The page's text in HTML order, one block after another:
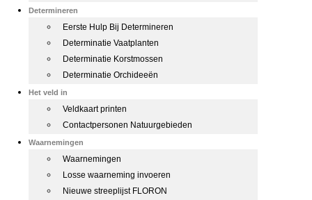
Determineren
Eerste Hulp Bij Determineren
Determinatie Vaatplanten
Determinatie Korstmossen
Determinatie Orchideeën
Het veld in
Veldkaart printen
Contactpersonen Natuurgebieden
Waarnemingen
Waarnemingen
Losse waarneming invoeren
Nieuwe streeplijst FLORON